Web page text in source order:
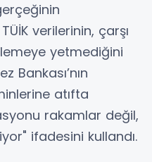
verilerinin, çarşı
yetmediğini
Bankası’nın
atıfta
rakamlar değil,
ifadesini kullandı.